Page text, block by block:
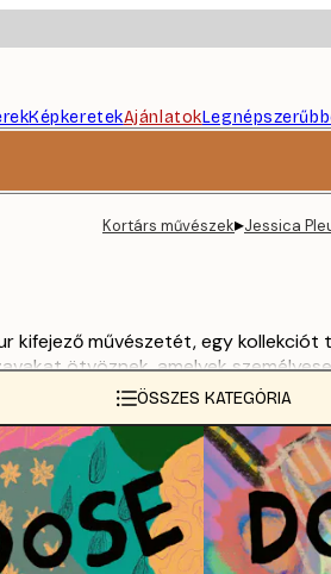
KépkeretekAjánlatok
Kortárs művészek▸Jessica
kifejező művészetét, egy
ötvöznek, amelyek
inspirálnak, felemelnek és
ÖSSZES KATEGÓRIA